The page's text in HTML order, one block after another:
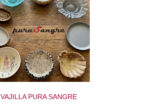
VAJILLA PURA SANGRE